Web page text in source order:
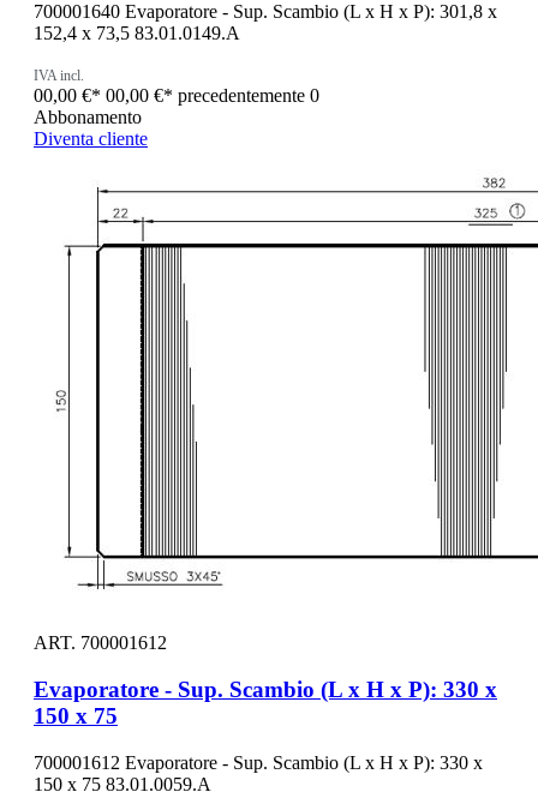
700001640 Evaporatore - Sup. Scambio (L x H x P): 301,8 x
152,4 x 73,5 83.01.0149.A
IVA incl.
00,00 €* 00,00 €* precedentemente 0
Abbonamento
Diventa cliente
ART. 700001612
Evaporatore - Sup. Scambio (L x H x P): 330 x
150 x 75
700001612 Evaporatore - Sup. Scambio (L x H x P): 330 x
150 x 75 83.01.0059.A